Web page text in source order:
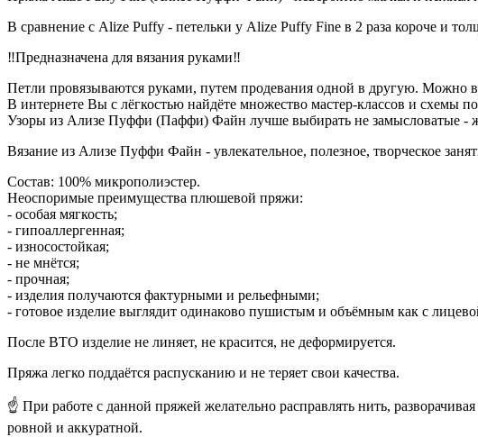
В сравнение с Alize Puffy - петельки у Alize Puffy Fine в 2 раза короче и
‼️Предназначена для вязания руками‼️
Петли провязываются руками, путем продевания одной в другую. Можно
В интернете Вы с лёгкостью найдёте множество мастер-классов и схемы
Узоры из Ализе Пуффи (Паффи) Файн лучше выбирать не замысловатые -
Вязание из Ализе Пуффи Файн - увлекательное, полезное, творческое
Состав: 100% микрополиэстер.
Неоспоримые преимущества плюшевой пряжи:
- особая мягкость;
- гипоаллергенная;
- износостойкая;
- не мнётся;
- прочная;
- изделия получаются фактурными и рельефными;
- готовое изделие выглядит одинаково пушистым и объёмным как с
После ВТО изделие не линяет, не красится, не деформируется.
Пряжа легко поддаётся распусканию и не теряет свои качества.
☝ При работе с данной пряжей желательно расправлять нить,
ровной и аккуратной.